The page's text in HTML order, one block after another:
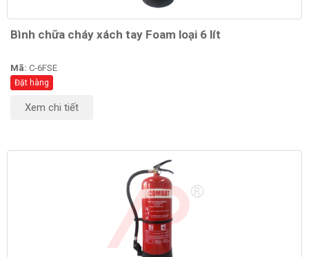
Bình chữa cháy xách tay Foam loại 6 lít
Mã: C-6FSE
Đặt hàng
Xem chi tiết